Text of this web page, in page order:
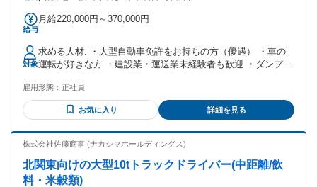
給与
月給220,000円～370,000円
対象
求める人材: ・大型自動車免許をお持ちの方（優遇） ・車の
運転が好きな方 ・建設業・運送業未経験者も歓迎 ・ダンプ経
雇用形態： 正社員
お気に入り 詳細を見る
株式会社佐藤商事 (ナカシマホールディングス)
北関東向けの大型10tトラックドライバー(中距離/飲
料・米穀類)